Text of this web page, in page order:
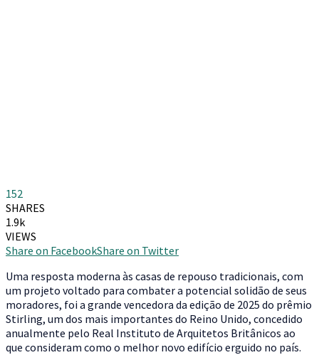
152
SHARES
1.9k
VIEWS
Share on FacebookShare on Twitter
Uma resposta moderna às casas de repouso tradicionais, com
um projeto voltado para combater a potencial solidão de seus
moradores, foi a grande vencedora da edição de 2025 do prêmio
Stirling, um dos mais importantes do Reino Unido, concedido
anualmente pelo Real Instituto de Arquitetos Britânicos ao
que consideram como o melhor novo edifício erguido no país.